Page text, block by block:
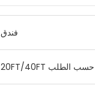
فندق
20FT/40FT حسب الطلب